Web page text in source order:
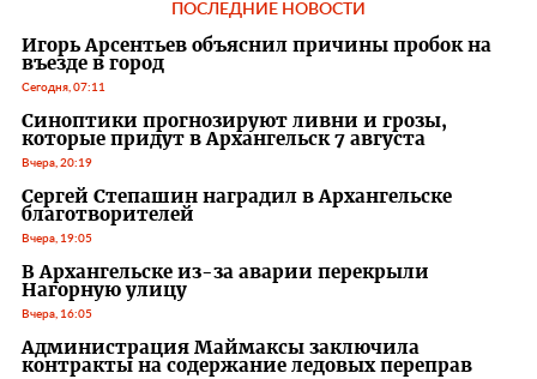
ПОСЛЕДНИЕ НОВОСТИ
Игорь Арсентьев объяснил причины пробок на
въезде в город
Сегодня, 07:11
Синоптики прогнозируют ливни и грозы,
которые придут в Архангельск 7 августа
Вчера, 20:19
Сергей Степашин наградил в Архангельске
благотворителей
Вчера, 19:05
В Архангельске из-за аварии перекрыли
Нагорную улицу
Вчера, 16:05
Администрация Маймаксы заключила
контракты на содержание ледовых переправ